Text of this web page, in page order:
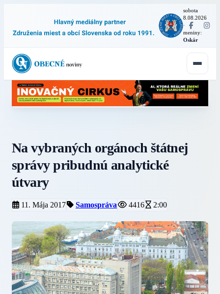
sobota
8.08.2026
·
meniny:
Oskár
Na vybraných orgánoch štátnej
správy pribudnú analytické
útvary
11. Mája 2017 Samospráva 4416 2:00